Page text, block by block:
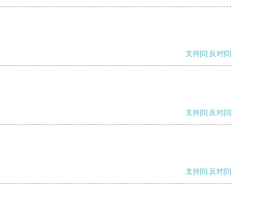
支持[0] 反对[0]
支持[0] 反对[0]
支持[0] 反对[0]